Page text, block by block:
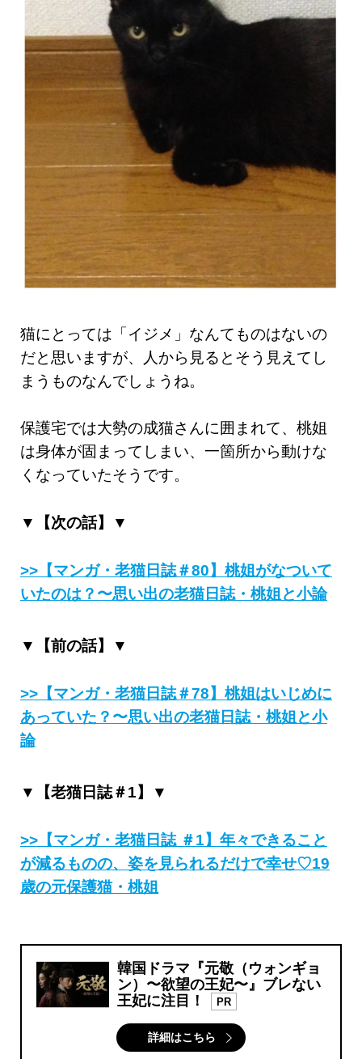
猫にとっては「イジメ」なんてものはないの
だと思いますが、人から見るとそう見えてし
まうものなんでしょうね。
保護宅では大勢の成猫さんに囲まれて、桃姐
は身体が固まってしまい、一箇所から動けな
くなっていたそうです。
▼【次の話】▼
>>【マンガ・老猫日誌＃80】桃姐がなついて
いたのは？〜思い出の老猫日誌・桃姐と小論
▼【前の話】▼
>>【マンガ・老猫日誌＃78】桃姐はいじめに
あっていた？〜思い出の老猫日誌・桃姐と小
論
▼【老猫日誌＃1】▼
>>【マンガ・老猫日誌 ＃1】年々できること
が減るものの、姿を見られるだけで幸せ♡19
歳の元保護猫・桃姐
韓国ドラマ『元敬（ウォンギョ
ン）〜欲望の王妃〜』ブレない
王妃に注目！
PR
詳細はこちら